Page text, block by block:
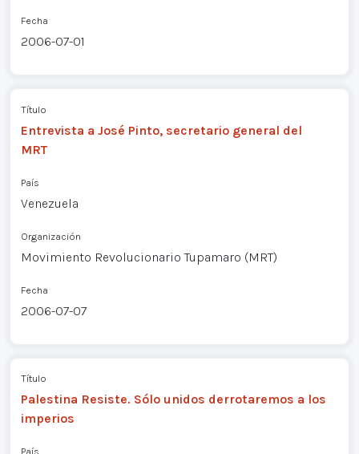
Fecha
2006-07-01
Título
Entrevista a José Pinto, secretario general del
MRT
País
Venezuela
Organización
Movimiento Revolucionario Tupamaro (MRT)
Fecha
2006-07-07
Título
Palestina Resiste. Sólo unidos derrotaremos a los
imperios
País